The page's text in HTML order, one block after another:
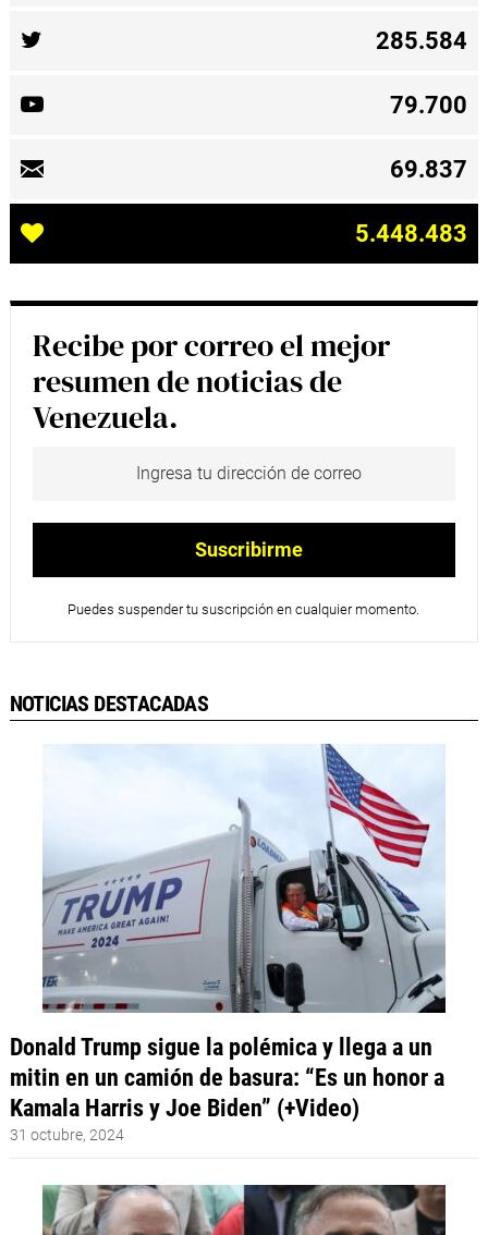
285.584
79.700
69.837
5.448.483
Recibe por correo el mejor
resumen de noticias de
Venezuela.
Puedes suspender tu suscripción en cualquier momento.
NOTICIAS DESTACADAS
Donald Trump sigue la polémica y llega a un
mitin en un camión de basura: “Es un honor a
Kamala Harris y Joe Biden” (+Video)
31 octubre, 2024